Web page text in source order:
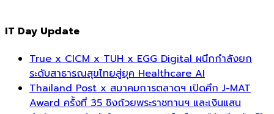
IT Day Update
True x CICM x TUH x EGG Digital ผนึกกำลังยก
ระดับสาธารณสุขไทยสู่ยุค Healthcare AI
Thailand Post x สมาคมการตลาดฯ เปิดศึก J-MAT
Award ครั้งที่ 35 ชิงถ้วยพระราชทานฯ และเงินแสน